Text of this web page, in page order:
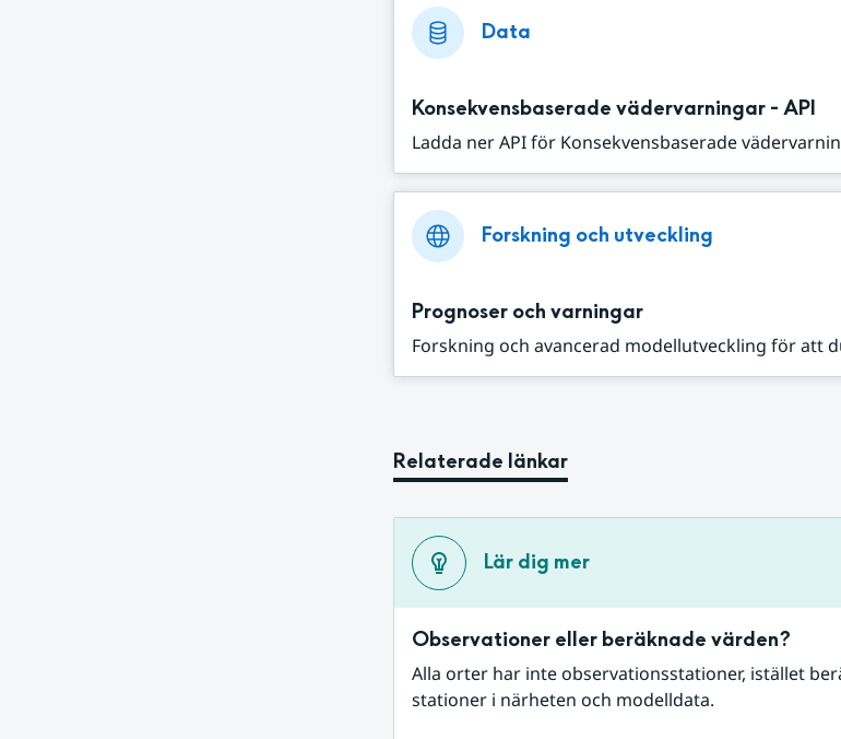
Data
Konsekvensbaserade vädervarningar - API
Ladda ner API för Konsekvensbaserade
Forskning och utveckling
Prognoser och varningar
Forskning och avancerad modellutveckling för att
Relaterade länkar
Lär dig mer
Observationer eller beräknade värden?
Alla orter har inte observationsstationer, istället
stationer i närheten och modelldata.